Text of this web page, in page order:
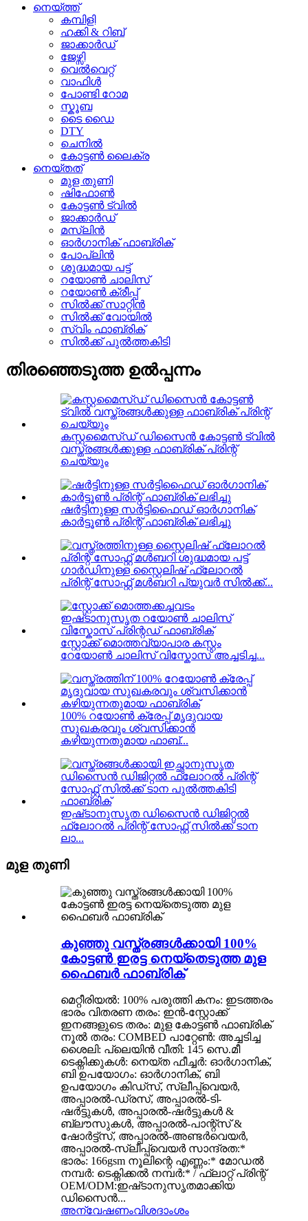
നെയ്ത്ത്
കമ്പിളി
ഹക്കി & റിബ്
ജാക്കാർഡ്
ജേഴ്സി
വെൽവെറ്റ്
വാഫിൾ
പോണ്ടി റോമ
സ്കൂബ
ടൈ ഡൈ
DTY
ചെനിൽ
കോട്ടൺ ലൈക്ര
നെയ്തത്
മുള തുണി
ഷിഫോൺ
കോട്ടൺ ട്വിൽ
ജാക്കാർഡ്
മസ്ലിൻ
ഓർഗാനിക് ഫാബ്രിക്
പോപ്ലിൻ
ശുദ്ധമായ പട്ട്
റയോൺ ചാലിസ്
റയോൺ ക്രീപ്പ്
സിൽക്ക് സാറ്റിൻ
സിൽക്ക് വോയിൽ
സ്വിം ഫാബ്രിക്
സിൽക്ക് പുൽത്തകിടി
തിരഞ്ഞെടുത്ത ഉൽപ്പന്നം
കസ്റ്റമൈസ്ഡ് ഡിസൈൻ കോട്ടൺ ട്വിൽ
വസ്ത്രങ്ങൾക്കുള്ള ഫാബ്രിക് പ്രിന്റ്
ചെയ്യും
ഷർട്ടിനുള്ള സർട്ടിഫൈഡ് ഓർഗാനിക്
കാർട്ടൂൺ പ്രിന്റ് ഫാബ്രിക് ലഭിച്ചു
ഗാർഡിനുള്ള സ്റ്റൈലിഷ് ഫ്ലോറൽ
പ്രിന്റ് സോഫ്റ്റ് മൾബറി പ്യുവർ സിൽക്ക്...
സ്റ്റോക്ക് മൊത്തവ്യാപാര കസ്റ്റം
റേയോൺ ചാലിസ് വിസ്കോസ് അച്ചടിച്ച...
100% റയോൺ ക്രേപ്പ് മൃദുവായ
സുഖകരവും ശ്വസിക്കാൻ
കഴിയുന്നതുമായ ഫാബ്...
ഇഷ്‌ടാനുസൃത ഡിസൈൻ ഡിജിറ്റൽ
ഫ്ലോറൽ പ്രിന്റ് സോഫ്റ്റ് സിൽക്ക് ടാന
ലാ...
മുള തുണി
കുഞ്ഞു വസ്ത്രങ്ങൾക്കായി 100%
കോട്ടൺ ഇരട്ട നെയ്തെടുത്ത മുള
ഫൈബർ ഫാബ്രിക്
മെറ്റീരിയൽ: 100% പരുത്തി കനം: ഇടത്തരം
ഭാരം വിതരണ തരം: ഇൻ-സ്റ്റോക്ക്
ഇനങ്ങളുടെ തരം: മുള കോട്ടൺ ഫാബ്രിക്
നൂൽ തരം: COMBED പാറ്റേൺ: അച്ചടിച്ച
ശൈലി: പ്ലെയിൻ വീതി: 145 സെ.മീ
ടെക്നിക്കുകൾ: നെയ്ത ഫീച്ചർ: ഓർഗാനിക്,
ബി ഉപയോഗം: ഓർഗാനിക്, ബി
ഉപയോഗം കിഡ്സ്, സ്ലീപ്പ്വെയർ,
അപ്പാരൽ-ഡ്രസ്, അപ്പാരൽ-ടി-
ഷർട്ടുകൾ, അപ്പാരൽ-ഷർട്ടുകൾ &
ബ്ലൗസുകൾ, അപ്പാരൽ-പാന്റ്സ് &
ഷോർട്ട്സ്, അപ്പാരൽ-അണ്ടർവെയർ,
അപ്പാരൽ-സ്ലീപ്പ്വെയർ സാന്ദ്രത:*
ഭാരം: 166gsm നൂലിന്റെ എണ്ണം:* മോഡൽ
നമ്പർ: ടെക്നിക്കൽ നമ്പർ:* / ഫ്ലാറ്റ് പ്രിന്റ്
OEM/ODM:ഇഷ്‌ടാനുസൃതമാക്കിയ
ഡിസൈൻ...
അന്വേഷണംവിശദാംശം